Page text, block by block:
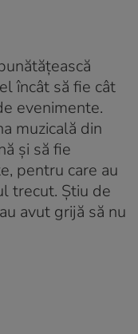
încât să fie cât
evenimente.
muzicală din
și să fie
pentru care au
trecut. Știu de
avut grijă să nu